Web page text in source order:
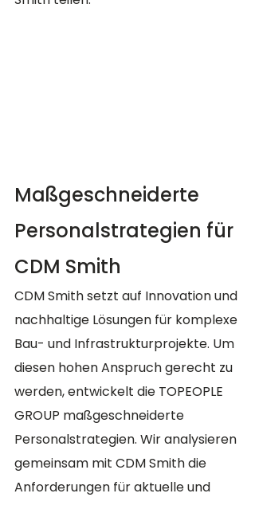
Maßgeschneiderte
Personalstrategien für
CDM Smith
CDM Smith setzt auf Innovation und
nachhaltige Lösungen für komplexe
Bau- und Infrastrukturprojekte. Um
diesen hohen Anspruch gerecht zu
werden, entwickelt die TOPEOPLE
GROUP maßgeschneiderte
Personalstrategien. Wir analysieren
gemeinsam mit CDM Smith die
Anforderungen für aktuelle und